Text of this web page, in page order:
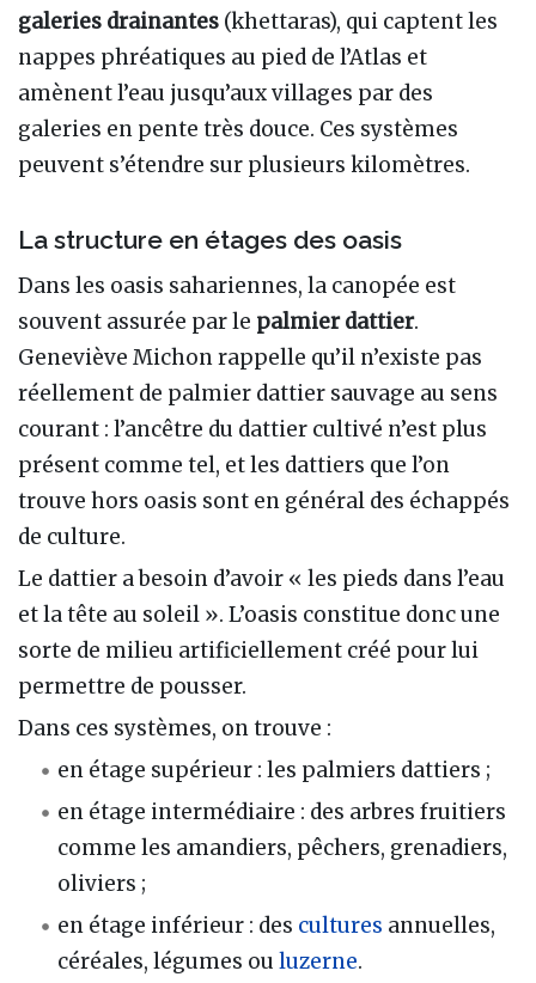
galeries drainantes (khettaras), qui captent les
nappes phréatiques au pied de l’Atlas et
amènent l’eau jusqu’aux villages par des
galeries en pente très douce. Ces systèmes
peuvent s’étendre sur plusieurs kilomètres.
La structure en étages des oasis
Dans les oasis sahariennes, la canopée est
souvent assurée par le palmier dattier.
Geneviève Michon rappelle qu’il n’existe pas
réellement de palmier dattier sauvage au sens
courant : l’ancêtre du dattier cultivé n’est plus
présent comme tel, et les dattiers que l’on
trouve hors oasis sont en général des échappés
de culture.
Le dattier a besoin d’avoir « les pieds dans l’eau
et la tête au soleil ». L’oasis constitue donc une
sorte de milieu artificiellement créé pour lui
permettre de pousser.
Dans ces systèmes, on trouve :
en étage supérieur : les palmiers dattiers ;
en étage intermédiaire : des arbres fruitiers
comme les amandiers, pêchers, grenadiers,
oliviers ;
en étage inférieur : des cultures annuelles,
céréales, légumes ouluzerne.